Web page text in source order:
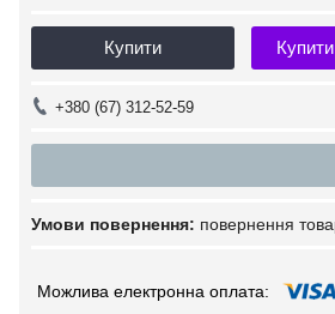
Купити
+380 (67) 312-52-59
повернення